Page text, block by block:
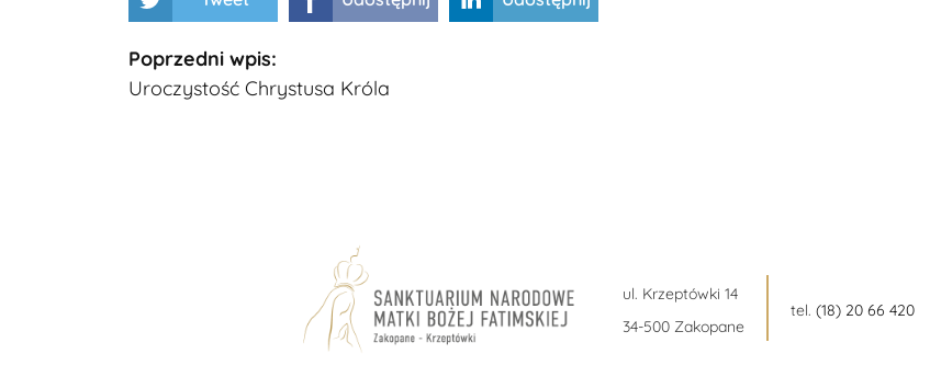
Kontynuuj
czytanie
Poprzedni wpis:
Uroczystość Chrystusa Króla
ul. Krzeptówki 14
34-500 Zakopane
tel. (18) 20 66 420